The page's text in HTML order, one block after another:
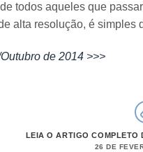
todos aqueles que
alta resolução, é simples
de 2014 >>>
LEIA O ARTIGO COMPLETO
26 DE